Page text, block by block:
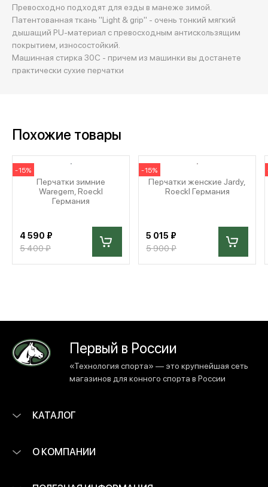
Превосходно подходят для езды в манеже зимой.
Патентованная ткань "Light & grip" - очень тонкий мягкий
дышащий PU-материал с превосходным антискользящим
покрытием, износостойкий.
Машинная стирка 30С - причем из машинки вы достанете
практически сухие перчатки
Похожие товары
-15%
Перчатки зимние
Waregem, Roeckl
Германия
4 590 ₽
5 400 ₽
-15%
Перчатки женские Jardy,
Roeckl Германия
5 015 ₽
5 900 ₽
Первый в России
«Технология спорта» — это крупнейшая сеть
магазинов для конного спорта в России
КАТАЛОГ
О КОМПАНИИ